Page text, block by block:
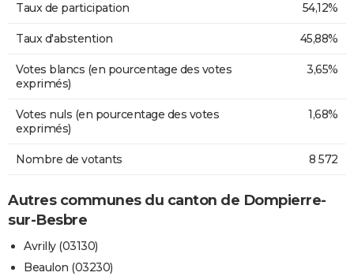
Taux de participation 54,12%
Taux d'abstention 45,88%
Votes blancs (en pourcentage des votes
exprimés)
3,65%
Votes nuls (en pourcentage des votes
exprimés)
1,68%
Nombre de votants 8 572
Autres communes du canton de Dompierre-
sur-Besbre
Avrilly (03130)
Beaulon (03230)